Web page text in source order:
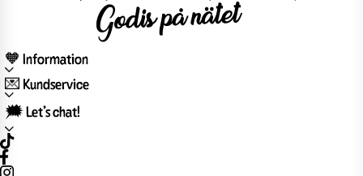
🧡 Information
💌 Kundservice
🗯️ Let’s chat!